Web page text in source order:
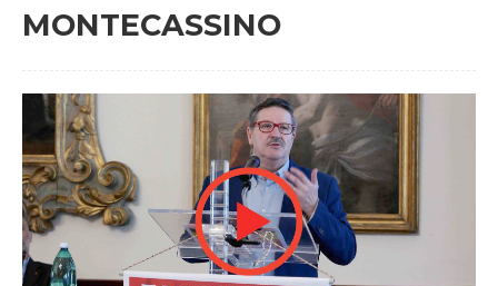
MONTECASSINO